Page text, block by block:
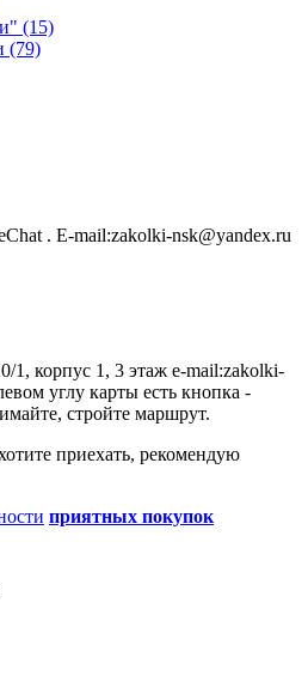
(15)
(79)
. E-mail:zakolki-nsk@yandex.ru
1, корпус 1, 3 этаж e-mail:zakolki-
углу карты есть кнопка -
стройте маршрут.
приехать, рекомендую
приятных покупок